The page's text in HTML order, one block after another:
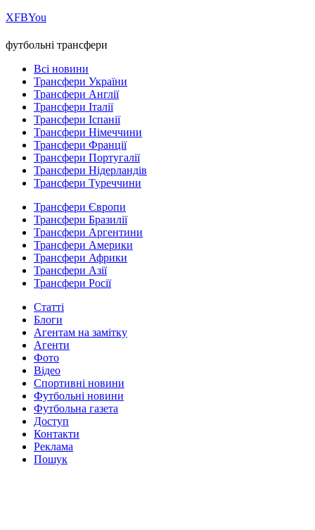
ХFBYou
футбольні трансфери
Всі новини
Трансфери України
Трансфери Англії
Трансфери Італії
Трансфери Іспанії
Трансфери Німеччини
Трансфери Франції
Трансфери Португалії
Трансфери Нідерландів
Трансфери Туреччини
Трансфери Європи
Трансфери Бразилії
Трансфери Аргентини
Трансфери Америки
Трансфери Африки
Трансфери Азії
Трансфери Росії
Статті
Блоги
Агентам на замітку
Агенти
Фото
Відео
Спортивні новини
Футбольні новини
Футбольна газета
Доступ
Контакти
Реклама
Пошук